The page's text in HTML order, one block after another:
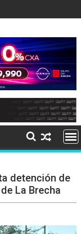
detención de
La Brecha